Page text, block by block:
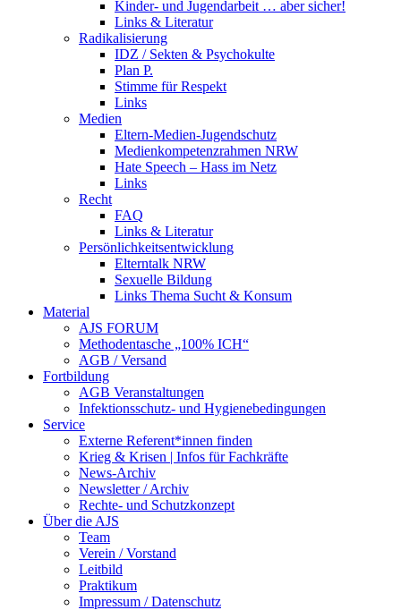
Kinder- und Jugendarbeit … aber sicher!
Links & Literatur
Radikalisierung
IDZ / Sekten & Psychokulte
Plan P.
Stimme für Respekt
Links
Medien
Eltern-Medien-Jugendschutz
Medienkompetenzrahmen NRW
Hate Speech – Hass im Netz
Links
Recht
FAQ
Links & Literatur
Persönlichkeitsentwicklung
Elterntalk NRW
Sexuelle Bildung
Links Thema Sucht & Konsum
Material
AJS FORUM
Methodentasche „100% ICH“
AGB / Versand
Fortbildung
AGB Veranstaltungen
Infektionsschutz- und Hygienebedingungen
Service
Externe Referent*innen finden
Krieg & Krisen | Infos für Fachkräfte
News-Archiv
Newsletter / Archiv
Rechte- und Schutzkonzept
Über die AJS
Team
Verein / Vorstand
Leitbild
Praktikum
Impressum / Datenschutz